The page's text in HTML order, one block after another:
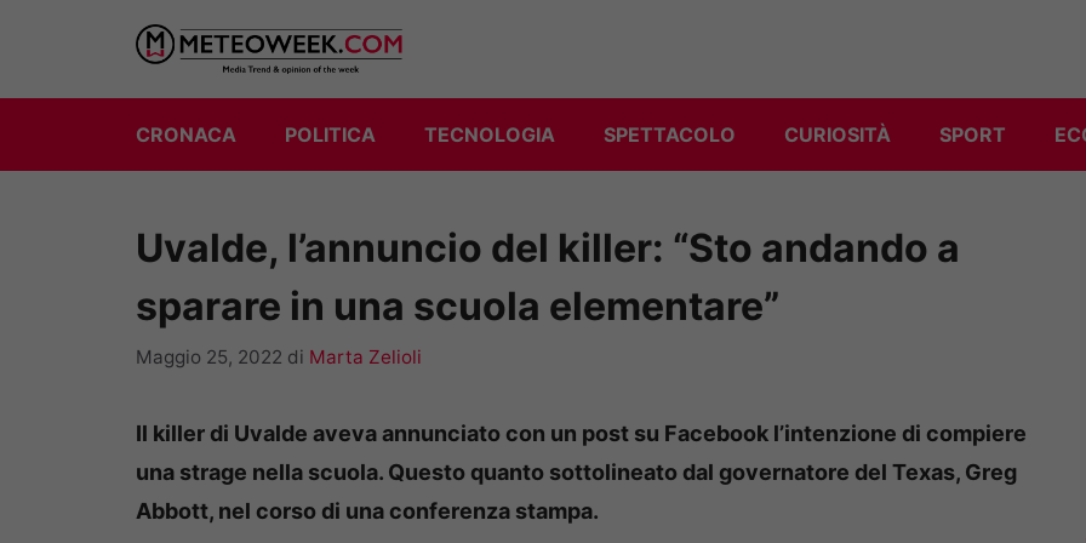
contenuto
CRONACA POLITICA TECNOLOGIA SPETTACOLO CURIOSITÀ SPORT
Uvalde, l’annuncio del killer: “Sto andando a
sparare in una scuola elementare”
Maggio 25, 2022 di Marta Zelioli
Il killer di Uvalde aveva annunciato con un post su Facebook l’intenzione di compiere
una strage nella scuola. Questo quanto sottolineato dal governatore del Texas, Greg
Abbott, nel corso di una conferenza stampa.